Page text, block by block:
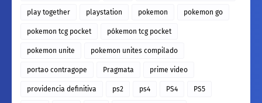
play together playstation pokemon pokemon go
pokemon tcg pocket pókemon tcg pocket
pokemon unite pokemon unites compilado
portao contragope Pragmata prime video
providencia definitiva ps2 ps4 PS4 PS5